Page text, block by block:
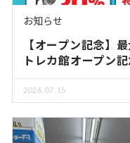
お知らせ
【オープン記念】
トレカ館オープン
2026.07.15